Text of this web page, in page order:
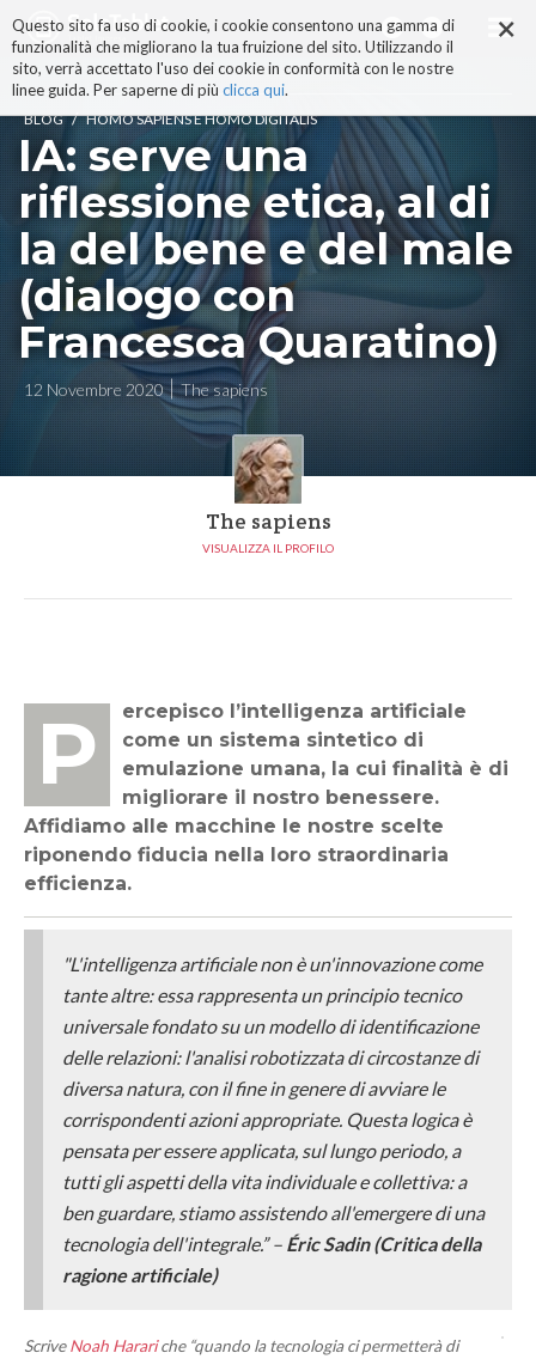
×
Questo sito fa uso di cookie, i cookie consentono una gamma di
funzionalità che migliorano la tua fruizione del sito. Utilizzando il
sito, verrà accettato l'uso dei cookie in conformità con le nostre
linee guida. Per saperne di più clicca qui.
ai
contenuti.
|
alla
navigazione
BLOG / HOMO SAPIENS E HOMO DIGITALIS
IA: serve una
riflessione etica, al di
la del bene e del male
(dialogo con
Francesca Quaratino)
12 Novembre 2020 The sapiens
The sapiens
VISUALIZZA IL PROFILO
Percepisco l’intelligenza artificiale
come un sistema sintetico di
emulazione umana, la cui finalità è di
migliorare il nostro benessere.
Affidiamo alle macchine le nostre scelte
riponendo fiducia nella loro straordinaria
efficienza.
"L'intelligenza artificiale non è un'innovazione come
tante altre: essa rappresenta un principio tecnico
universale fondato su un modello di identificazione
delle relazioni: l'analisi robotizzata di circostanze di
diversa natura, con il fine in genere di avviare le
corrispondenti azioni appropriate. Questa logica è
pensata per essere applicata, sul lungo periodo, a
tutti gli aspetti della vita individuale e collettiva: a
ben guardare, stiamo assistendo all'emergere di una
tecnologia dell'integrale.” – Éric Sadin (Critica della
ragione artificiale)
ScriveNoah Harariche “quando la tecnologia ci permetterà di